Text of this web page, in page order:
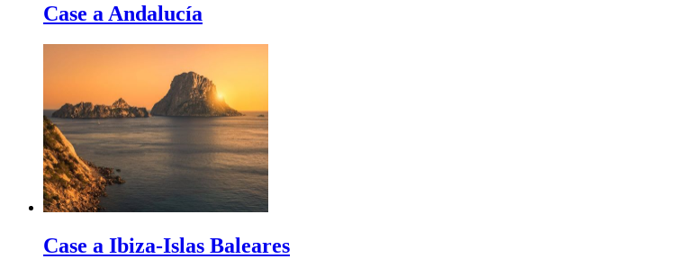
Case a Andalucía
Case a Ibiza-Islas Baleares